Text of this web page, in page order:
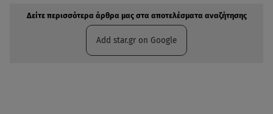
Δείτε περισσότερα άρθρα μας στα αποτελέσματα αναζήτησης
Add star.gr on Google